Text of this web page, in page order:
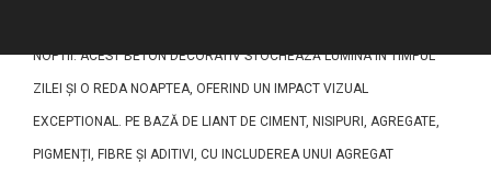
NOPTII. ACEST BETON DECORATIV STOCHEAZĂ LUMINA ÎN TIMPUL
ZILEI ȘI O REDA NOAPTEA, OFERIND UN IMPACT VIZUAL
EXCEPTIONAL. PE BAZĂ DE LIANT DE CIMENT, NISIPURI, AGREGATE,
PIGMENȚI, FIBRE ȘI ADITIVI, CU INCLUDEREA UNUI AGREGAT